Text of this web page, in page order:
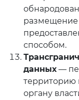
размещение
способом.
данных—
территорию
органу